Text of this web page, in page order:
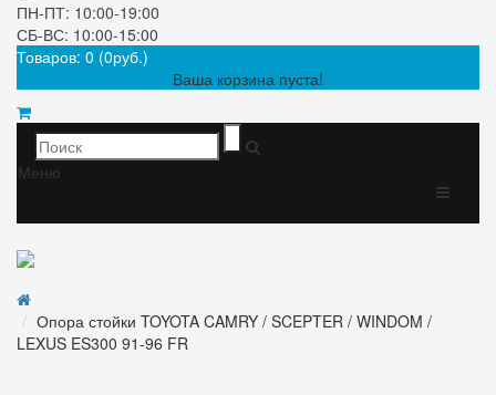
ПН-ПТ: 10:00-19:00
СБ-ВС: 10:00-15:00
Товаров: 0 (0руб.)
Ваша корзина пуста!
Меню
Опора стойки TOYOTA CAMRY / SCEPTER / WINDOM /
LEXUS ES300 91-96 FR